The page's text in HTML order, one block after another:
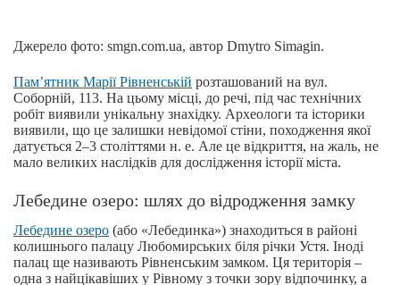
Джерело фото: smgn.com.ua, автор Dmytro Simagin.
Пам’ятник Марії Рівненській розташований на вул.
Соборній, 113. На цьому місці, до речі, під час технічних
робіт виявили унікальну знахідку. Археологи та історики
виявили, що це залишки невідомої стіни, походження якої
датується 2–3 століттями н. е. Але це відкриття, на жаль, не
мало великих наслідків для дослідження історії міста.
Лебедине озеро: шлях до відродження замку
Лебедине озеро (або «Лебединка») знаходиться в районі
колишнього палацу Любомирських біля річки Устя. Іноді
палац ще називають Рівненським замком. Ця територія –
одна з найцікавіших у Рівному з точки зору відпочинку, а